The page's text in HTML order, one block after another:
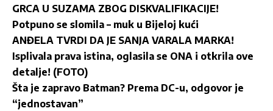
GRCA U SUZAMA ZBOG DISKVALIFIKACIJE!
Potpuno se slomila – muk u Bijeloj kući
ANĐELA TVRDI DA JE SANJA VARALA MARKA!
Isplivala prava istina, oglasila se ONA i otkrila ove
detalje! (FOTO)
Šta je zapravo Batman? Prema DC-u, odgovor je
“jednostavan”